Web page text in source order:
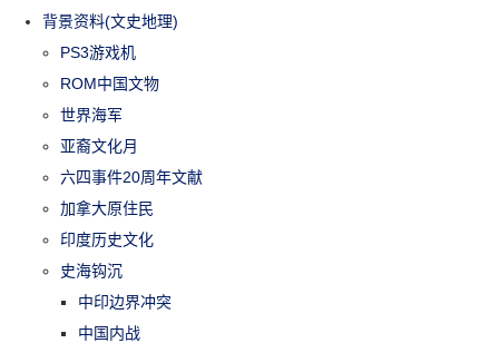
背景资料(文史地理)
PS3游戏机
ROM中国文物
世界海军
亚裔文化月
六四事件20周年文献
加拿大原住民
印度历史文化
史海钩沉
中印边界冲突
中国内战